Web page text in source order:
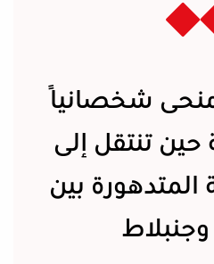
منحى شخصانيًا
حين تنتقل إلى
المتدهورة بين